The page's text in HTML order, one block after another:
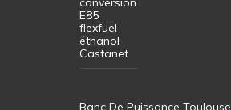
E85
flexfuel
éthanol
Castanet
Banc De Puissance Toulouse